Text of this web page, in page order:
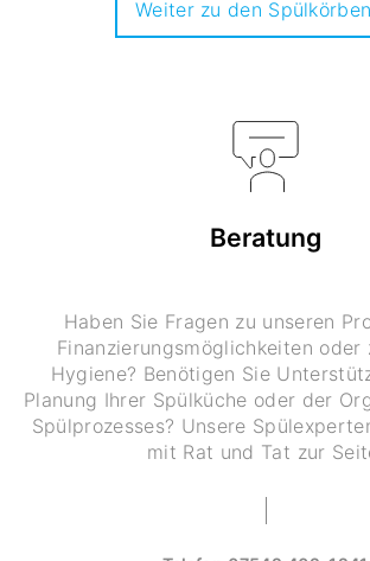
Weiter zu den Spülkörben
Beratung
Haben Sie Fragen zu unseren
Finanzierungsmöglichkeiten oder
Hygiene? Benötigen Sie
Planung Ihrer Spülküche oder der
Spülprozesses? Unsere
mit Rat und Tat zur